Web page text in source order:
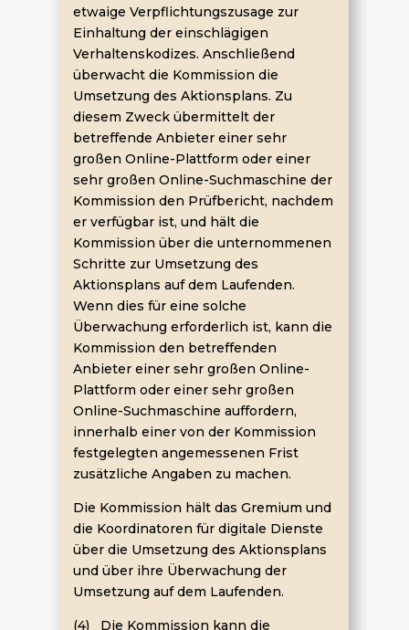
etwaige Verpflichtungszusage zur
Einhaltung der einschlägigen
Verhaltenskodizes. Anschließend
überwacht die Kommission die
Umsetzung des Aktionsplans. Zu
diesem Zweck übermittelt der
betreffende Anbieter einer sehr
großen Online-Plattform oder einer
sehr großen Online-Suchmaschine der
Kommission den Prüfbericht, nachdem
er verfügbar ist, und hält die
Kommission über die unternommenen
Schritte zur Umsetzung des
Aktionsplans auf dem Laufenden.
Wenn dies für eine solche
Überwachung erforderlich ist, kann die
Kommission den betreffenden
Anbieter einer sehr großen Online-
Plattform oder einer sehr großen
Online-Suchmaschine auffordern,
innerhalb einer von der Kommission
festgelegten angemessenen Frist
zusätzliche Angaben zu machen.
Die Kommission hält das Gremium und
die Koordinatoren für digitale Dienste
über die Umsetzung des Aktionsplans
und über ihre Überwachung der
Umsetzung auf dem Laufenden.
(4) Die Kommission kann die